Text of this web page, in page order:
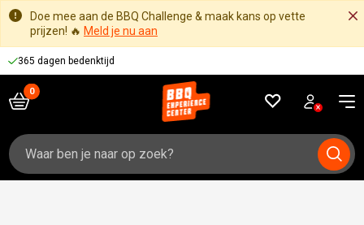
Doe mee aan de BBQ Challenge & maak kans op vette
prijzen! 🔥 Meld je nu aan
Voor 16:00 besteld, zelfde werkdag verzonden
Zoeken
naar: